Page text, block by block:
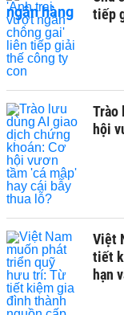
tiếp
Trào
hội
Việt
tiết
hạn